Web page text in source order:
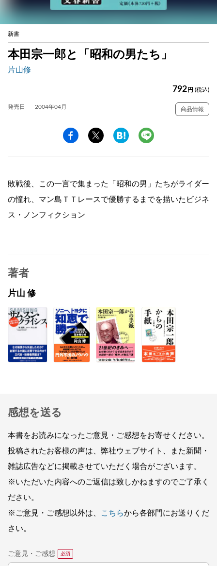
新書
本田宗一郎と「昭和の男たち」
片山修
792 円 (税込)
発売日 2004年04月 商品情報
敗戦後、この一言で集まった「昭和の男」たちがライダー
の憧れ、マン島ＴＴレースで優勝するまでを描いたビジネ
ス・ノンフィクション
著者
片山 修
感想を送る
本書をお読みになったご意見・ご感想をお寄せください。
投稿されたお客様の声は、弊社ウェブサイト、また新聞・
雑誌広告などに掲載させていただく場合がございます。
※いただいた内容へのご返信は致しかねますのでご了承く
ださい。
※ご意見・ご感想以外は、
こちらから各部門にお送りくだ
さい。
ご意見・ご感想